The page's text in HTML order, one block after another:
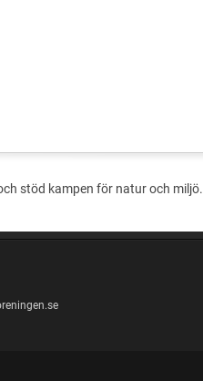
stöd kampen för natur och miljö.